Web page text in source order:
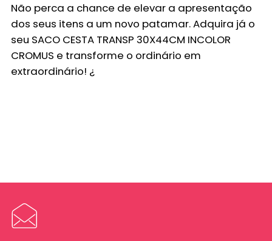
Não perca a chance de elevar a apresentação
dos seus itens a um novo patamar. Adquira já o
seu SACO CESTA TRANSP 30X44CM INCOLOR
CROMUS e transforme o ordinário em
extraordinário! ¿